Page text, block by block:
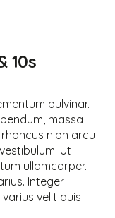
10s
pulvinar.
massa
nibh arcu
Ut
ullamcorper.
Integer
velit quis